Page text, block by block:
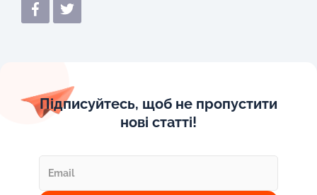
Підписуйтесь, щоб не пропустити
нові статті!